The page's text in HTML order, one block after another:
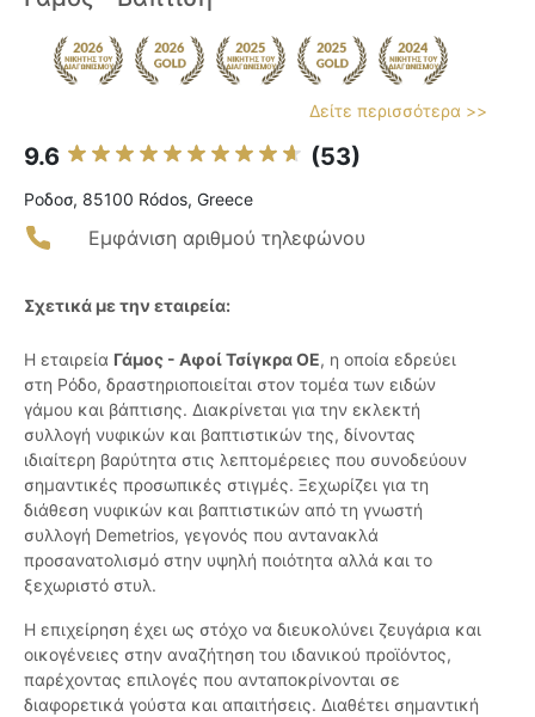
Δείτε περισσότερα >>
9.6 (53)
Ροδοσ, 85100 Ródos, Greece
Εμφάνιση αριθμού τηλεφώνου
Σχετικά με την εταιρεία:
Η εταιρεία Γάμος - Αφοί Τσίγκρα ΟΕ, η οποία εδρεύει
στη Ρόδο, δραστηριοποιείται στον τομέα των ειδών
γάμου και βάπτισης. Διακρίνεται για την εκλεκτή
συλλογή νυφικών και βαπτιστικών της, δίνοντας
ιδιαίτερη βαρύτητα στις λεπτομέρειες που συνοδεύουν
σημαντικές προσωπικές στιγμές. Ξεχωρίζει για τη
διάθεση νυφικών και βαπτιστικών από τη γνωστή
συλλογή Demetrios, γεγονός που αντανακλά
προσανατολισμό στην υψηλή ποιότητα αλλά και το
ξεχωριστό στυλ.
Η επιχείρηση έχει ως στόχο να διευκολύνει ζευγάρια και
οικογένειες στην αναζήτηση του ιδανικού προϊόντος,
παρέχοντας επιλογές που ανταποκρίνονται σε
διαφορετικά γούστα και απαιτήσεις. Διαθέτει σημαντική